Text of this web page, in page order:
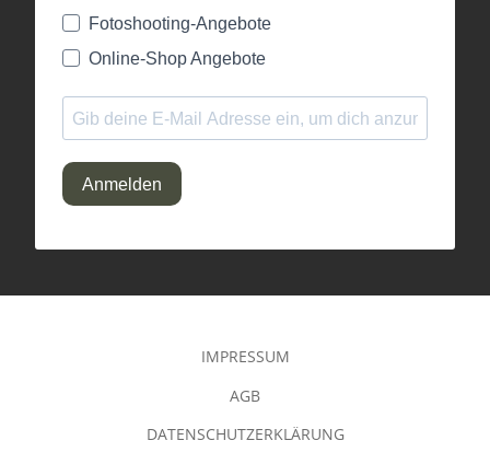
Fotoshooting-Angebote
Online-Shop Angebote
Anmelden
IMPRESSUM
AGB
DATENSCHUTZERKLÄRUNG